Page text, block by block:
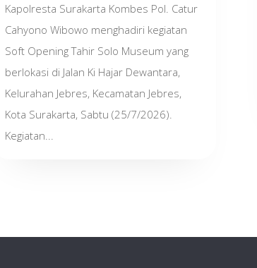
Kapolresta Surakarta Kombes Pol. Catur
Cahyono Wibowo menghadiri kegiatan
Soft Opening Tahir Solo Museum yang
berlokasi di Jalan Ki Hajar Dewantara,
Kelurahan Jebres, Kecamatan Jebres,
Kota Surakarta, Sabtu (25/7/2026).
Kegiatan...